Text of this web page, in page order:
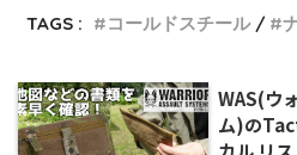
TAGS :
コールドスチール
WAS(ウ
ム)の
カル リ